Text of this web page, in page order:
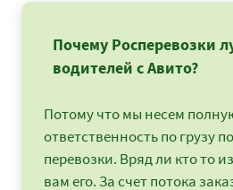
Почему Росперевозки
водителей с Авито?
Потому что мы несем
ответственность по грузу
перевозки. Вряд ли кто то
вам его. За счет потока